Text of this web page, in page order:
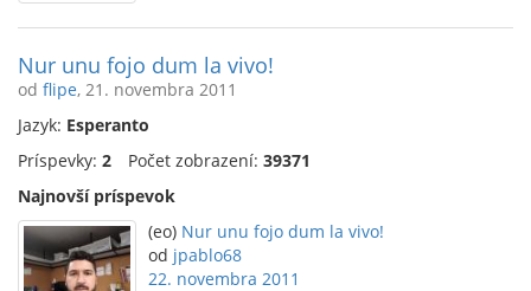
Nur unu fojo dum la vivo!
od flipe, 21. novembra 2011
Jazyk: Esperanto
Príspevky: 2 Počet zobrazení: 39371
Najnovší príspevok
(eo) Nur unu fojo dum la vivo!
od jpablo68
22. novembra 2011